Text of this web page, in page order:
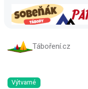
Táboření.cz
Výtvarné